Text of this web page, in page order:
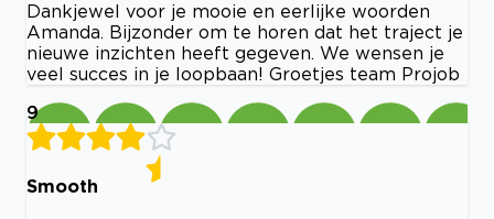
Dankjewel voor je mooie en eerlijke woorden
Amanda. Bijzonder om te horen dat het traject je
nieuwe inzichten heeft gegeven. We wensen je
veel succes in je loopbaan! Groetjes team Projob
9
Smooth